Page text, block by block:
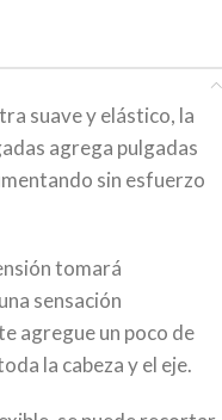
suave y elástico, la
agrega pulgadas
sin esfuerzo
tomará
sensación
agregue un poco de
la cabeza y el eje.